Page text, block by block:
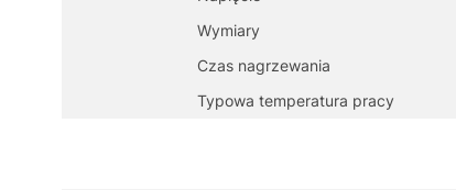
Wymiary
Czas nagrzewania
Typowa temperatura pracy